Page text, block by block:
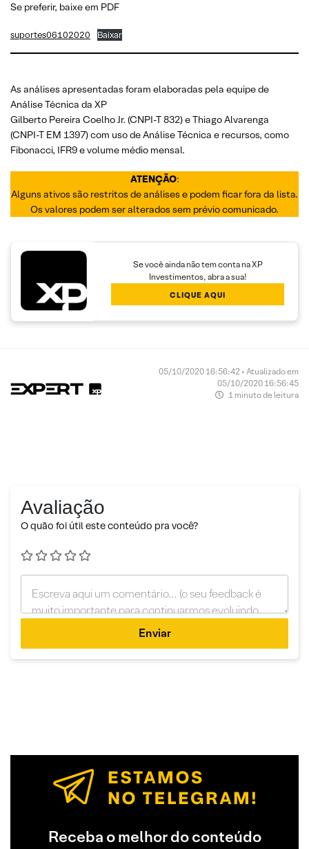
Se preferir, baixe em PDF
suportes06102020 Baixar
As análises apresentadas foram elaboradas pela equipe de
Análise Técnica da XP
Gilberto Pereira Coelho Jr. (CNPI-T 832) e Thiago Alvarenga
(CNPI-T EM 1397) com uso de Análise Técnica e recursos, como
Fibonacci, IFR9 e volume médio mensal.
ATENÇÃO:
Alguns ativos são restritos de análises e podem ficar fora da lista.
Os valores podem ser alterados sem prévio comunicado.
Se você ainda não tem conta na XP
Investimentos, abra a sua!
CLIQUE AQUI
05/10/2020 16:56:42 • Atualizado em
05/10/2020 16:56:45
1 minuto de leitura
Avaliação
O quão foi útil este conteúdo pra você?
Enviar
Receba o melhor do conteúdo